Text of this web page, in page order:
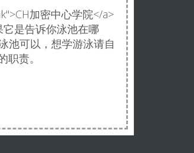
加密中心学院</a>
它是告诉你泳池在哪
池可以，想学游泳请自
责。